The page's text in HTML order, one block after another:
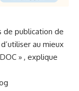
de publication de
au mieux
» , explique